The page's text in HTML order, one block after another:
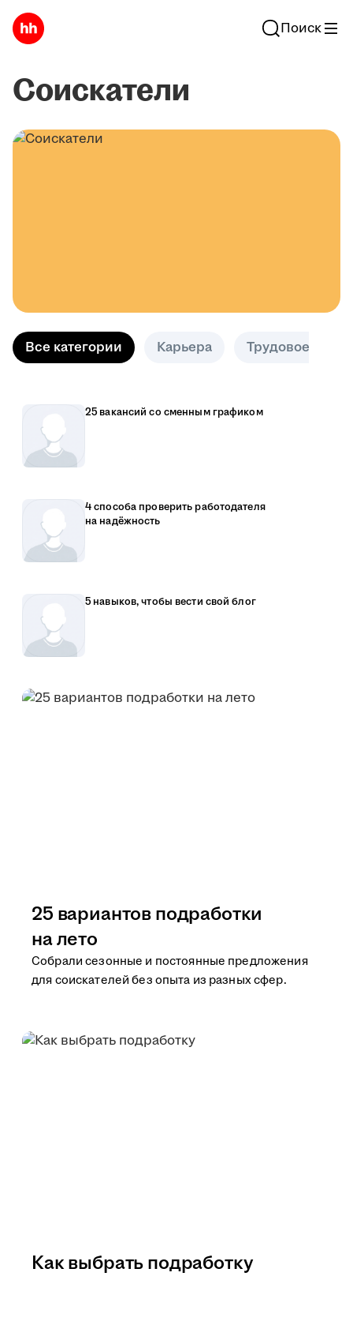
Поиск
Соискатели
Все категории Карьера Трудовое право
25 вакансий со сменным графиком
4 способа проверить работодателя
на надёжность
5 навыков, чтобы вести свой блог
25 вариантов подработки
на лето
Собрали сезонные и постоянные предложения
для соискателей без опыта из разных сфер.
Как выбрать подработку